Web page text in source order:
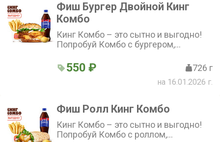
Фиш Бургер Двойной Кинг
Комбо
Кинг Комбо – это сытно и выгодно!
Попробуй Комбо с бургером,
соусом на выбор по отличной цене!
550 ₽ 726 г
на 16.01.2026 г.
Фиш Ролл Кинг Комбо
Кинг Комбо – это сытно и выгодно!
Попробуй Комбо с роллом,